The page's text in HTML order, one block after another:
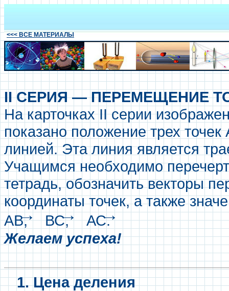
<<< ВСЕ МАТЕРИАЛЫ
II СЕРИЯ — ПЕРЕМЕЩЕНИЕ
На карточках II серии
показано положение трех
линией. Эта линия является
Учащимся необходимо
тетрадь, обозначить векторы
координаты точек, а также
АВ,→ ВС,→ АС.→
Желаем успеха!
1. Цена деления